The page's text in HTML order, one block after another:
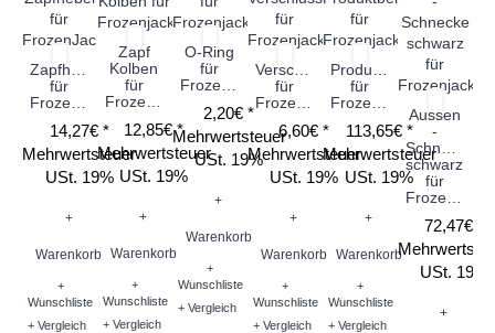
Zapfhebel
für
14,27€ *
Mehrwertsteuer
USt. 19%
+
Warenkorb
+
Wunschliste
+ Vergleich
Zapf
Kolben
für
Frozenjack
12,85€ *
Mehrwertsteuer
USt. 19%
+
Warenkorb
+
Wunschliste
+ Vergleich
O-Ring
für
Frozenjack
2,20€ *
Mehrwertsteuer
USt. 19%
+
Warenkorb
+
Wunschliste
+ Vergleich
Verschlusskappe
für
Frozenjack
6,60€ *
Mehrwertsteuer
USt. 19%
+
Warenkorb
+
Wunschliste
+ Vergleich
Produktbehälter
für
Frozenjack
113,65€ *
Mehrwertsteuer
USt. 19%
+
Warenkorb
+
Wunschliste
+ Vergleich
Aussen
-
Schnecke
schwarz
für
Frozenjack
72,47€ *
USt. 19%
+